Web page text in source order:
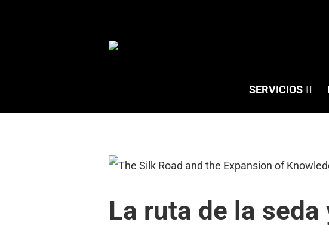
SERVICIOS
La ruta de la